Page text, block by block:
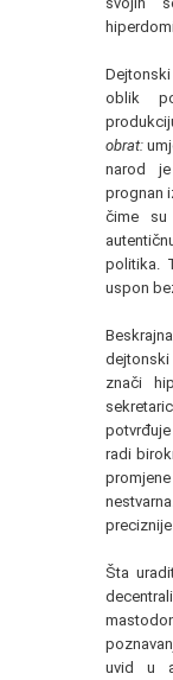
oblik
obrat:
narod
prognan
čime su
politika.
uspon
znači
radi
Šta
uvid u